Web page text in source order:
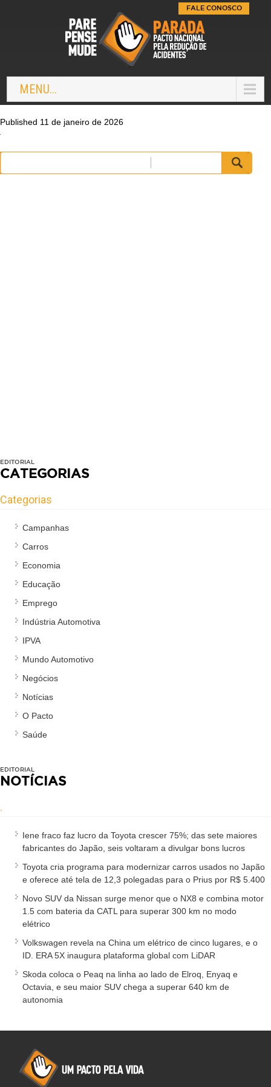
MENU...
FALE CONOSCO
Published 11 de janeiro de 2026
Pesquisar
por:
EDITORIAL
CATEGORIAS
Categorias
Campanhas
Carros
Economia
Educação
Emprego
Indústria Automotiva
IPVA
Mundo Automotivo
Negócios
Notícias
O Pacto
Saúde
EDITORIAL
NOTÍCIAS
.
Iene fraco faz lucro da Toyota crescer 75%; das sete maiores
fabricantes do Japão, seis voltaram a divulgar bons lucros
Toyota cria programa para modernizar carros usados no Japão
e oferece até tela de 12,3 polegadas para o Prius por R$ 5.400
Novo SUV da Nissan surge menor que o NX8 e combina motor
1.5 com bateria da CATL para superar 300 km no modo
elétrico
Volkswagen revela na China um elétrico de cinco lugares, e o
ID. ERA 5X inaugura plataforma global com LiDAR
Skoda coloca o Peaq na linha ao lado de Elroq, Enyaq e
Octavia, e seu maior SUV chega a superar 640 km de
autonomia